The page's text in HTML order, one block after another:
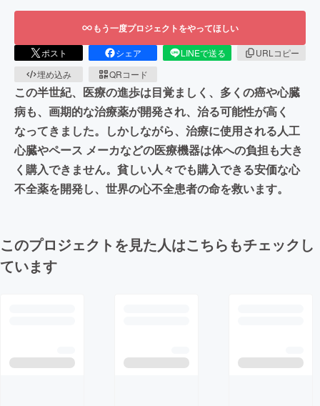
もう一度プロジェクトをやってほしい
ポスト シェア LINEで送る
URLコピー
埋め込み
QRコード
この半世紀、医療の進歩は目覚ましく、多くの癌や心臓
病も、画期的な治療薬が開発され、治る可能性が高く
なってきました。しかしながら、治療に使用される人工
心臓やペース メーカなどの医療機器は体への負担も大き
く購入できません。貧しい人々でも購入できる安価な心
不全薬を開発し、世界の心不全患者の命を救います。
このプロジェクトを見た人はこちらもチェックし
ています